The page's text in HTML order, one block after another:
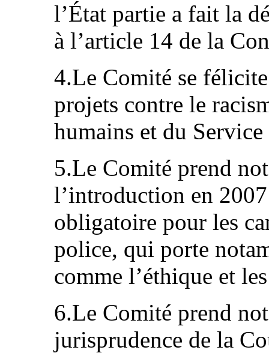
l’État partie a fait la
à l’article 14 de la
4.Le Comité se
projets contre le
humains et du
5.Le Comité prend
l’introduction en
obligatoire pour les
police, qui porte
comme l’éthique et
6.Le Comité prend
jurisprudence de la